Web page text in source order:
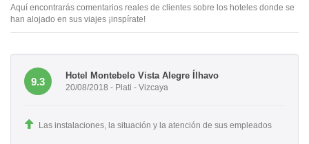
Aquí encontrarás comentarios reales de clientes sobre los hoteles donde se
han alojado en sus viajes ¡inspírate!
9.3
Hotel Montebelo Vista Alegre Ílhavo
20/08/2018 - Plati - Vizcaya
Las instalaciones, la situación y la atención de sus empleados